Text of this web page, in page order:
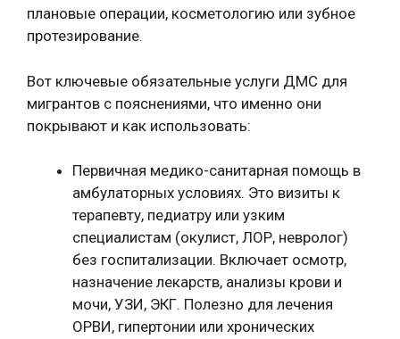
плановые операции, косметологию или зубное
протезирование.
Вот ключевые обязательные услуги ДМС для
мигрантов с пояснениями, что именно они
покрывают и как использовать:
Первичная медико-санитарная помощь в
амбулаторных условиях. Это визиты к
терапевту, педиатру или узким
специалистам (окулист, ЛОР, невролог)
без госпитализации. Включает осмотр,
назначение лекарств, анализы крови и
мочи, УЗИ, ЭКГ. Полезно для лечения
ОРВИ, гипертонии или хронических